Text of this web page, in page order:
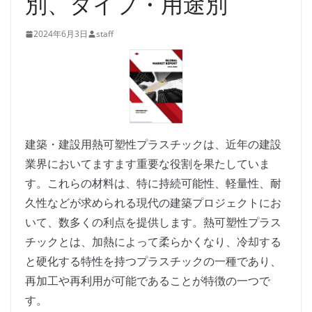
2024年6月3日 staff
建築・建設用熱可塑性プラスチックは、近年の建設
業界においてますます重要な役割を果たしていま
す。これらの材料は、特に持続可能性、軽量性、耐
久性などが求められる現代の建築プロジェクトにお
いて、数多くの利点を提供します。熱可塑性プラス
チックとは、加熱によって柔らかくなり、冷却する
と硬化する特性を持つプラスチックの一種であり、
再加工や再利用が可能であることが特徴の一つで
す。